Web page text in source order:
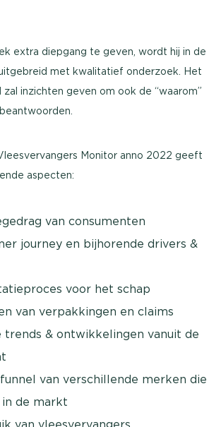
extra diepgang te geven, wordt hij in de
met kwalitatief onderzoek. Het
inzichten geven om ook de “waarom”
Monitor anno 2022 geeft
aspecten:
van consumenten
journey en bijhorende drivers &
voor het schap
van verpakkingen en claims
trends & ontwikkelingen vanuit de
van verschillende merken die
de markt
van vleesvervangers